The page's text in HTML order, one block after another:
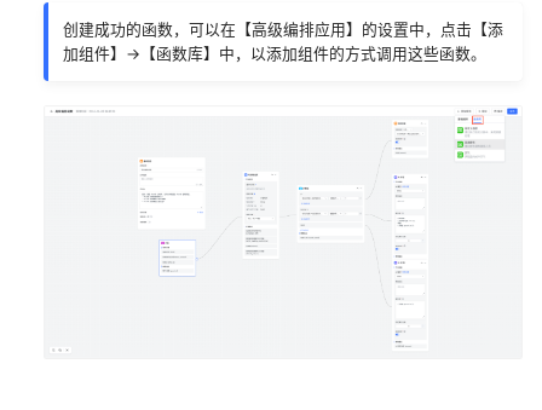
创建成功的函数，可以在【高级编排应用】的设置中，点击【添
加组件】->【函数库】中，以添加组件的方式调用这些函数。